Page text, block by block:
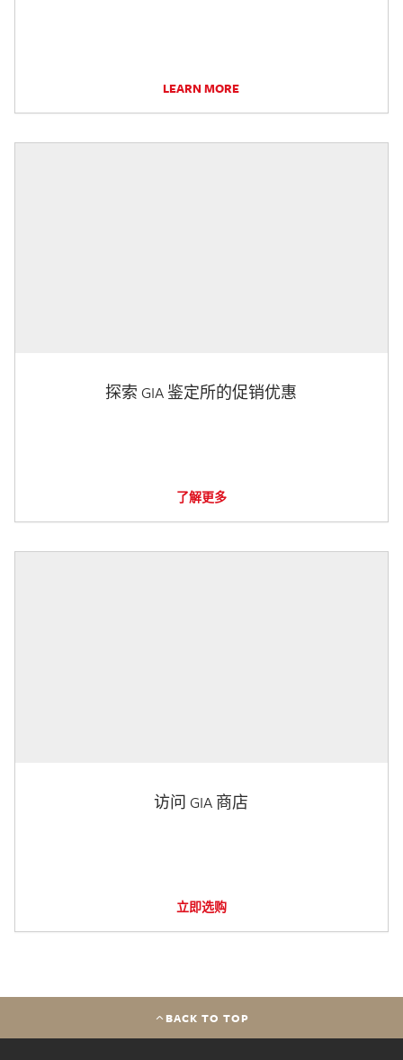
LEARN MORE
探索 GIA 鉴定所的促销优惠
了解更多
访问 GIA 商店
立即选购
BACK TO TOP